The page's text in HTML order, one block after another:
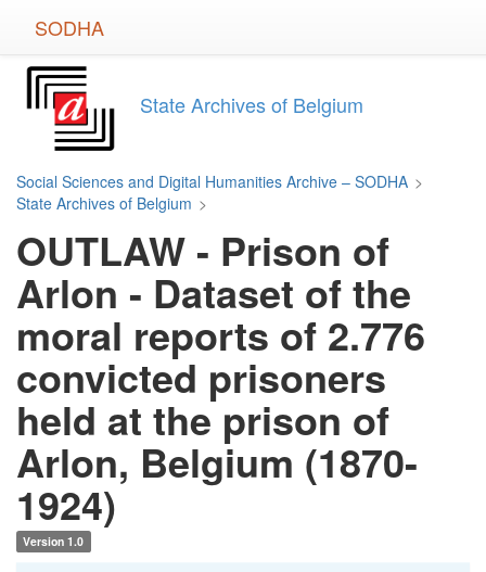
content
SODHA
State Archives of Belgium
Social Sciences and Digital Humanities Archive – SODHA >
State Archives of Belgium >
OUTLAW - Prison of
Arlon - Dataset of the
moral reports of 2.776
convicted prisoners
held at the prison of
Arlon, Belgium (1870-
1924)
Version 1.0